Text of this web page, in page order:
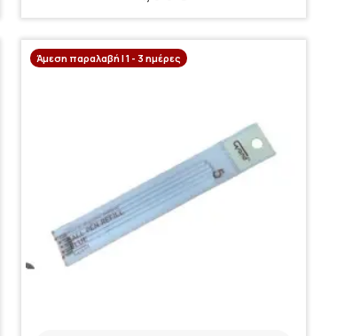
Άμεση παραλαβή | 1 - 3 ημέρες